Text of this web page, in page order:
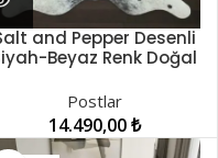
and Pepper Desenli
Beyaz Renk Doğal
LNRDP000024
Postlar
14.490,00₺